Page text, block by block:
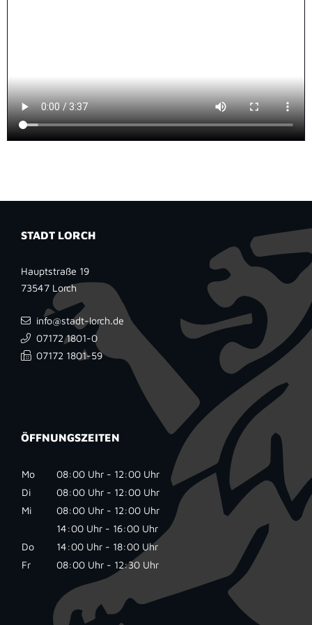
STADT LORCH
Hauptstraße 19
73547 Lorch
info@stadt-lorch.de
07172 1801-0
07172 1801-59
ÖFFNUNGSZEITEN
Mo
08:00 Uhr - 12:00 Uhr
Di
08:00 Uhr - 12:00 Uhr
Mi
08:00 Uhr - 12:00 Uhr
14:00 Uhr - 16:00 Uhr
Do
14:00 Uhr - 18:00 Uhr
Fr
08:00 Uhr - 12:30 Uhr